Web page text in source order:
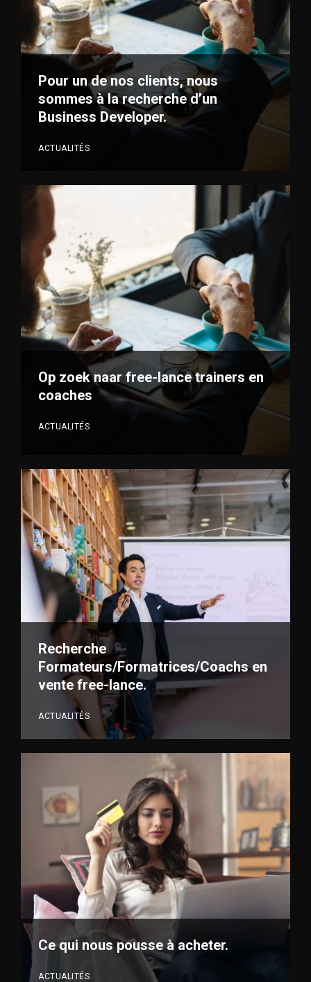
VOIR PLUS
Pour un de nos clients, nous
sommes à la recherche d’un
Business Developer.
ACTUALITÉS
VOIR PLUS
Op zoek naar free-lance trainers en
coaches
ACTUALITÉS
VOIR PLUS
Recherche
Formateurs/Formatrices/Coachs en
vente free-lance.
ACTUALITÉS
VOIR PLUS
Ce qui nous pousse à acheter.
ACTUALITÉS